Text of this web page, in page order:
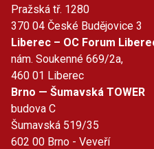
Pražská tř. 1280
370 04 České Budějovice 3
Liberec – OC Forum
nám. Soukenné 669/2a,
460 01 Liberec
Brno — Šumavská TOWER
budova C
Šumavská 519/35
602 00 Brno - Veveří